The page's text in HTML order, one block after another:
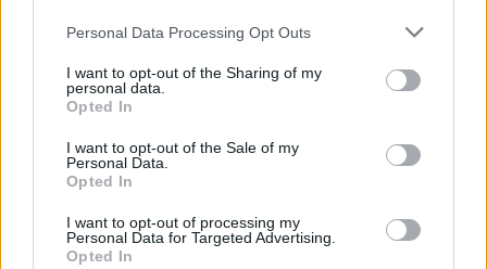
Personal Data Processing Opt Outs
I want to opt-out of the Sharing of my
personal data.
Opted In
I want to opt-out of the Sale of my
Personal Data.
Opted In
I want to opt-out of processing my
Personal Data for Targeted Advertising.
Opted In